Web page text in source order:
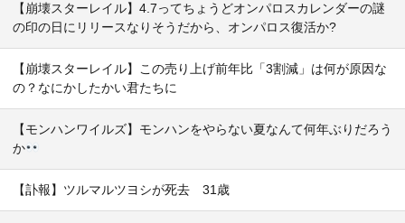
【崩壊スターレイル】4.7ってちょうどオンパロスカレンダーの謎
の印の日にリリースなりそうだから、オンパロス復活か?
【崩壊スターレイル】この売り上げ前年比「3割減」は何が原因な
の？なにかしたかい君たちに
【モンハンワイルズ】モンハンをやらない夏なんて何年ぶりだろう
か
【訃報】ツルマルツヨシが死去 31歳